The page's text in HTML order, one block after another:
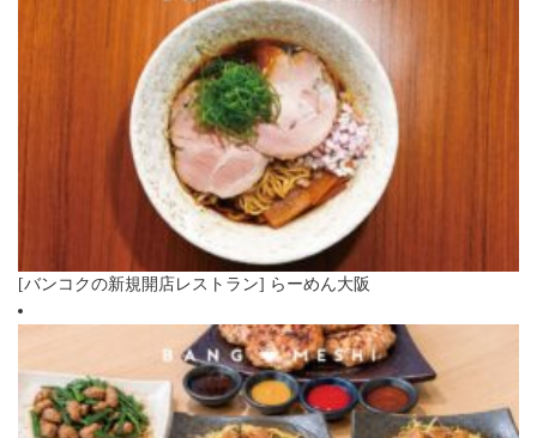
[バンコクの新規開店レストラン] らーめん大阪